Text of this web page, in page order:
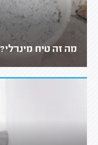
מה זה טיח מינרלי?